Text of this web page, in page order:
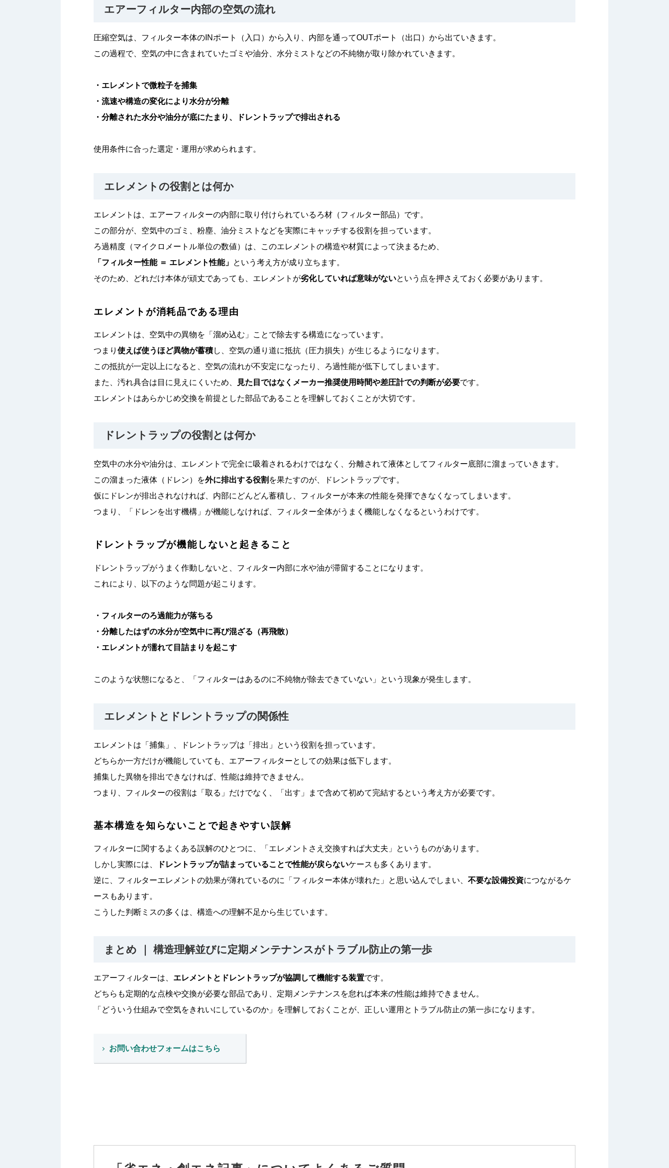
エアーフィルター内部の空気の流れ
圧縮空気は、フィルター本体のINポート（入口）から入り、内部を通ってOUTポート（出口）から出ていきます。
この過程で、空気の中に含まれていたゴミや油分、水分ミストなどの不純物が取り除かれていきます。
・エレメントで微粒子を捕集
・流速や構造の変化により水分が分離
・分離された水分や油分が底にたまり、ドレントラップで排出される
使用条件に合った選定・運用が求められます。
エレメントの役割とは何か
エレメントは、エアーフィルターの内部に取り付けられているろ材（フィルター部品）です。
この部分が、空気中のゴミ、粉塵、油分ミストなどを実際にキャッチする役割を担っています。
ろ過精度（マイクロメートル単位の数値）は、このエレメントの構造や材質によって決まるため、
「フィルター性能 ＝ エレメント性能」 という考え方が成り立ちます。
そのため、どれだけ本体が頑丈であっても、エレメントが劣化していれば意味がないという点を押さえておく必要があります。
エレメントが消耗品である理由
エレメントは、空気中の異物を「溜め込む」ことで除去する構造になっています。
つまり 使えば使うほど異物が蓄積し、空気の通り道に抵抗（圧力損失）が生じるようになります。
この抵抗が一定以上になると、空気の流れが不安定になったり、ろ過性能が低下してしまいます。
また、汚れ具合は目に見えにくいため、
見た目ではなくメーカー推奨使用時間や差圧計での判断が必要です。
エレメントはあらかじめ交換を前提とした部品であることを理解しておくことが大切です。
ドレントラップの役割とは何か
空気中の水分や油分は、エレメントで完全に吸着されるわけではなく、分離されて液体としてフィルター底部に溜まっていきます。
この溜まった液体（ドレン）を外に排出する役割 を果たすのが、ドレントラップです。
仮にドレンが排出されなければ、内部にどんどん蓄積し、フィルターが本来の性能を発揮できなくなってしまいます。
つまり、「ドレンを出す機構」が機能しなければ、フィルター全体がうまく機能しなくなるというわけです。
ドレントラップが機能しないと起きること
ドレントラップがうまく作動しないと、フィルター内部に水や油が滞留することになります。
これにより、以下のような問題が起こります。
・フィルターのろ過能力が落ちる
・分離したはずの水分が空気中に再び混ざる（再飛散）
・エレメントが濡れて目詰まりを起こす
このような状態になると、「フィルターはあるのに不純物が除去できていない」という現象が発生します。
エレメントとドレントラップの関係性
エレメントは「捕集」、ドレントラップは「排出」という役割を担っています。
どちらか一方だけが機能していても、エアーフィルターとしての効果は低下します。
捕集した異物を排出できなければ、性能は維持できません。
つまり、フィルターの役割は「取る」だけでなく、「出す」まで含めて初めて完結するという考え方が必要です。
基本構造を知らないことで起きやすい誤解
フィルターに関するよくある誤解のひとつに、「エレメントさえ交換すれば大丈夫」というものがあります。
しかし実際には、
ドレントラップが詰まっていることで性能が戻らないケースも多くあります。
逆に、フィルターエレメントの効果が薄れているのに「フィルター本体が壊れた」と思い込んでしまい、 不要な設備投資につながるケ
ースもあります。
こうした判断ミスの多くは、構造への理解不足から生じています。
まとめ ｜ 構造理解並びに定期メンテナンスがトラブル防止の第一歩
エアーフィルターは、 エレメントとドレントラップが協調して機能する装置です。
どちらも定期的な点検や交換が必要な部品であり、定期メンテナンスを怠れば本来の性能は維持できません。
「どういう仕組みで空気をきれいにしているのか」を理解しておくことが、正しい運用とトラブル防止の第一歩になります。
お問い合わせフォームはこちら